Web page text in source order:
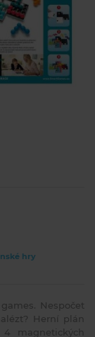
hry
Nespočet
Herní plán
magnetických